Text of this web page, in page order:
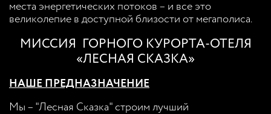
места энергетических потоков – и все это
великолепие в доступной близости от мегаполиса.
МИССИЯ ГОРНОГО КУРОРТА-ОТЕЛЯ
«ЛЕСНАЯ СКАЗКА»
НАШЕ ПРЕДНАЗНАЧЕНИЕ
Мы – "Лесная Сказка" строим лучший